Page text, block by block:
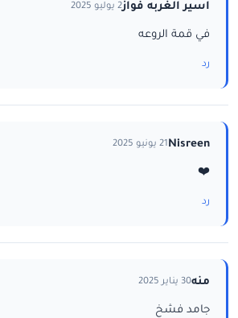
اسير الغربه فواز2 يوليو 2025
في قمة الروعه
رد
Nisreen21 يونيو 2025
❤️
رد
منه30 يناير 2025
جامد فشخ